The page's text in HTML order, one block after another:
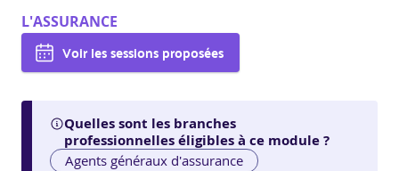
L'ASSURANCE
Voir les sessions proposées
Quelles sont les branches
professionnelles éligibles à ce module ?
Agents généraux d'assurance